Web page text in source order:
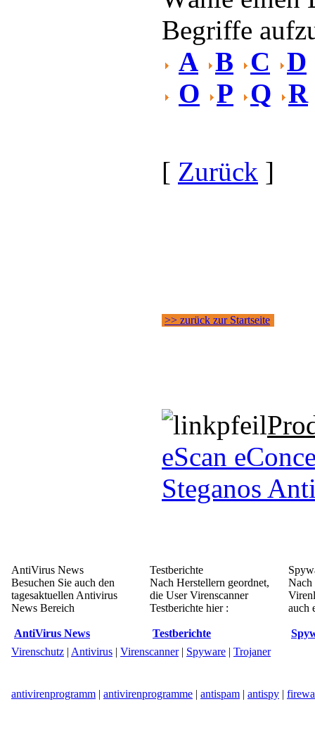
Begriffe
A B C
D
O P Q R
[ Zurück ]
>> zurück zur Startseite
eScan
Steganos
AntiVirus News
Besuchen Sie auch den
tagesaktuellen Antivirus
News Bereich
AntiVirus News
Testberichte
Nach Herstellern geordnet,
die User Virenscanner
Testberichte hier :
Testberichte
Nach
auch
Virenschutz | Antivirus | Virenscanner| Spyware | Trojaner
antivirenprogramm | antivirenprogramme | antispam | antispy |